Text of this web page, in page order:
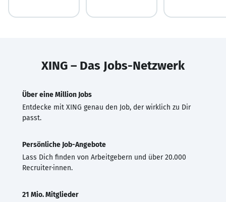
XING – Das Jobs-Netzwerk
Über eine Million Jobs
Entdecke mit XING genau den Job, der wirklich zu Dir
passt.
Persönliche Job-Angebote
Lass Dich finden von Arbeitgebern und über 20.000
Recruiter·innen.
21 Mio. Mitglieder